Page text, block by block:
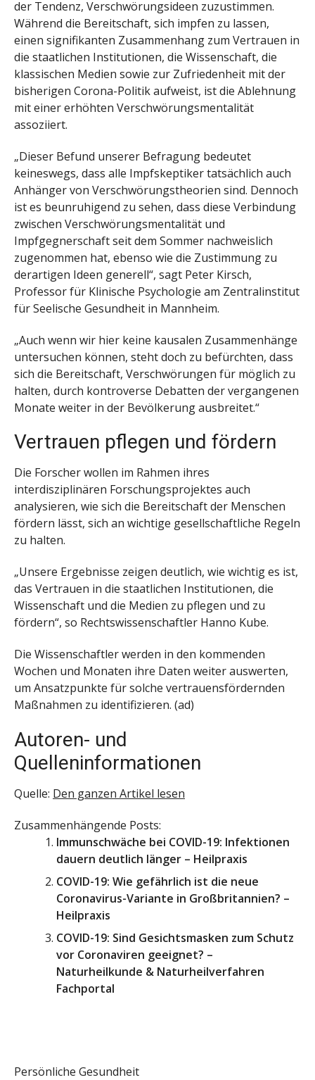
der Tendenz, Verschwörungsideen zuzustimmen.
Während die Bereitschaft, sich impfen zu lassen,
einen signifikanten Zusammenhang zum Vertrauen in
die staatlichen Institutionen, die Wissenschaft, die
klassischen Medien sowie zur Zufriedenheit mit der
bisherigen Corona-Politik aufweist, ist die Ablehnung
mit einer erhöhten Verschwörungsmentalität
assoziiert.
„Dieser Befund unserer Befragung bedeutet
keineswegs, dass alle Impfskeptiker tatsächlich auch
Anhänger von Verschwörungstheorien sind. Dennoch
ist es beunruhigend zu sehen, dass diese Verbindung
zwischen Verschwörungsmentalität und
Impfgegnerschaft seit dem Sommer nachweislich
zugenommen hat, ebenso wie die Zustimmung zu
derartigen Ideen generell“, sagt Peter Kirsch,
Professor für Klinische Psychologie am Zentralinstitut
für Seelische Gesundheit in Mannheim.
„Auch wenn wir hier keine kausalen Zusammenhänge
untersuchen können, steht doch zu befürchten, dass
sich die Bereitschaft, Verschwörungen für möglich zu
halten, durch kontroverse Debatten der vergangenen
Monate weiter in der Bevölkerung ausbreitet.“
Vertrauen pflegen und fördern
Die Forscher wollen im Rahmen ihres
interdisziplinären Forschungsprojektes auch
analysieren, wie sich die Bereitschaft der Menschen
fördern lässt, sich an wichtige gesellschaftliche Regeln
zu halten.
„Unsere Ergebnisse zeigen deutlich, wie wichtig es ist,
das Vertrauen in die staatlichen Institutionen, die
Wissenschaft und die Medien zu pflegen und zu
fördern“, so Rechtswissenschaftler Hanno Kube.
Die Wissenschaftler werden in den kommenden
Wochen und Monaten ihre Daten weiter auswerten,
um Ansatzpunkte für solche vertrauensfördernden
Maßnahmen zu identifizieren. (ad)
Autoren- und
Quelleninformationen
Quelle: Den ganzen Artikel lesen
Zusammenhängende Posts:
Immunschwäche bei COVID-19: Infektionen
dauern deutlich länger – Heilpraxis
COVID-19: Wie gefährlich ist die neue
Coronavirus-Variante in Großbritannien? –
Heilpraxis
COVID-19: Sind Gesichtsmasken zum Schutz
vor Coronaviren geeignet? –
Naturheilkunde & Naturheilverfahren
Fachportal
Persönliche Gesundheit